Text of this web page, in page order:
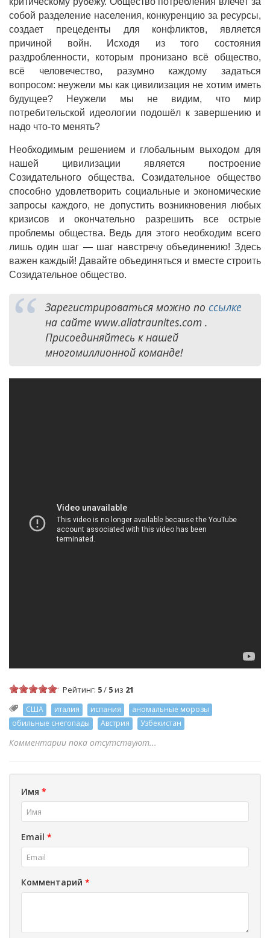
собой разделение населения, конкуренцию за ресурсы,
создает прецеденты для конфликтов, является
причиной войн. Исходя из того состояния
раздробленности, которым пронизано всё общество,
всё человечество, разумно каждому задаться
вопросом: неужели мы как цивилизация не хотим иметь
будущее? Неужели мы не видим, что мир
потребительской идеологии подошёл к завершению и
надо что-то менять?
Необходимым решением и глобальным выходом для
нашей цивилизации является построение
Созидательного общества. Созидательное общество
способно удовлетворить социальные и экономические
запросы каждого, не допустить возникновения любых
кризисов и окончательно разрешить все острые
проблемы общества. Ведь для этого необходим всего
лишь один шаг — шаг навстречу объединению! Здесь
важен каждый! Давайте объединяться и вместе строить
Созидательное общество.
Зарегистрироваться можно по ссылке
на сайте www.allatraunites.com .
Присоединяйтесь к нашей
многомиллионной команде!
Рейтинг: 5/ 5из 21
США италия испания
аномальные морозы
обильные снегопады
Австрия Узбекистан
Комментарии пока отсутствуют...
Имя *
Email *
Комментарий *